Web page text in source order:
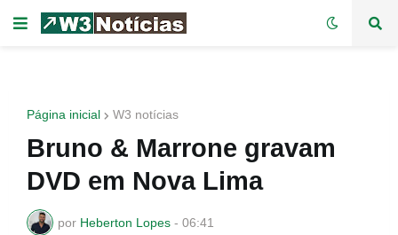
Página inicial W3 notícias
Bruno & Marrone gravam
DVD em Nova Lima
por Heberton Lopes - 06:41